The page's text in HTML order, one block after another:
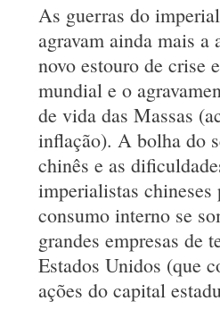
As guerras do
agravam ainda mais a
novo estouro de crise
mundial e o
de vida das Massas
inflação). A bolha do
chinês e as
imperialistas chineses
consumo interno se
grandes empresas de
Estados Unidos (que
ações do capital